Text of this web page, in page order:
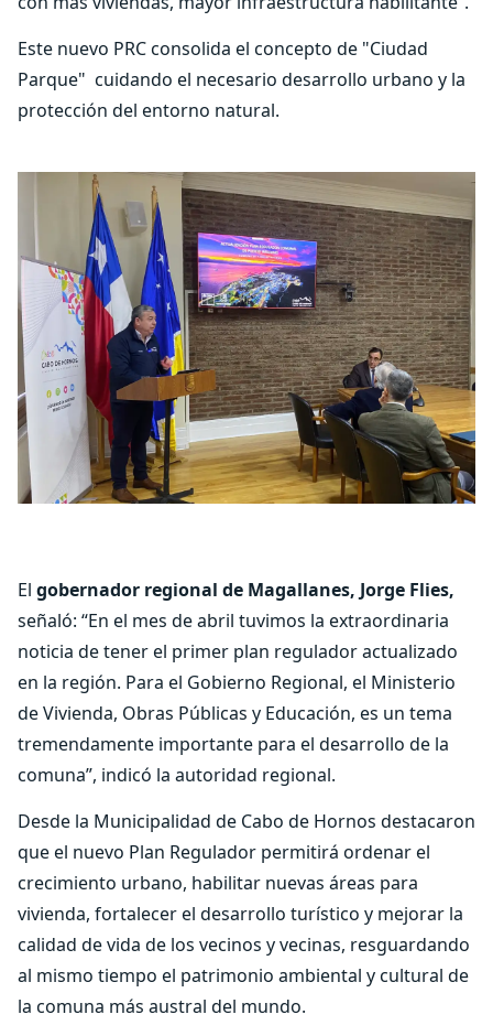
Este nuevo PRC consolida el concepto de "Ciudad
Parque" cuidando el necesario desarrollo urbano y la
protección del entorno natural.
El gobernador regional de Magallanes, Jorge Flies,
señaló: “En el mes de abril tuvimos la extraordinaria
noticia de tener el primer plan regulador actualizado
en la región. Para el Gobierno Regional, el Ministerio
de Vivienda, Obras Públicas y Educación, es un tema
tremendamente importante para el desarrollo de la
comuna”, indicó la autoridad regional.
Desde la Municipalidad de Cabo de Hornos destacaron
que el nuevo Plan Regulador permitirá ordenar el
crecimiento urbano, habilitar nuevas áreas para
vivienda, fortalecer el desarrollo turístico y mejorar la
calidad de vida de los vecinos y vecinas, resguardando
al mismo tiempo el patrimonio ambiental y cultural de
la comuna más austral del mundo.